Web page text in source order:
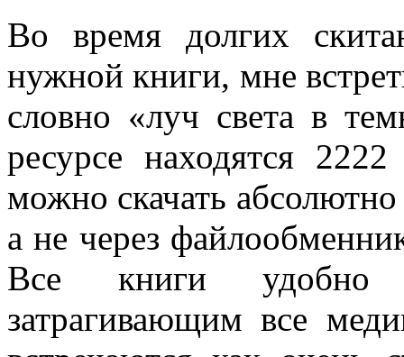
Во время долгих
нужной книги, мне
словно «луч света в
ресурсе находятся
можно скачать
а не через
Все книги удобно
затрагивающим все